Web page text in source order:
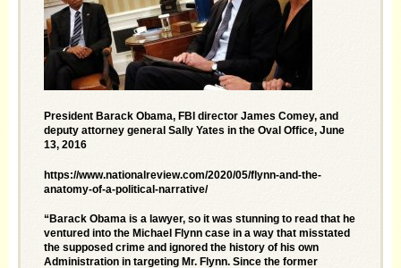
President Barack Obama, FBI director James Comey, and
deputy attorney general Sally Yates in the Oval Office, June
13, 2016
https://www.nationalreview.com/2020/05/flynn-and-the-
anatomy-of-a-political-narrative/
“Barack Obama is a lawyer, so it was stunning to read that he
ventured into the Michael Flynn case in a way that misstated
the supposed crime and ignored the history of his own
Administration in targeting Mr. Flynn. Since the former